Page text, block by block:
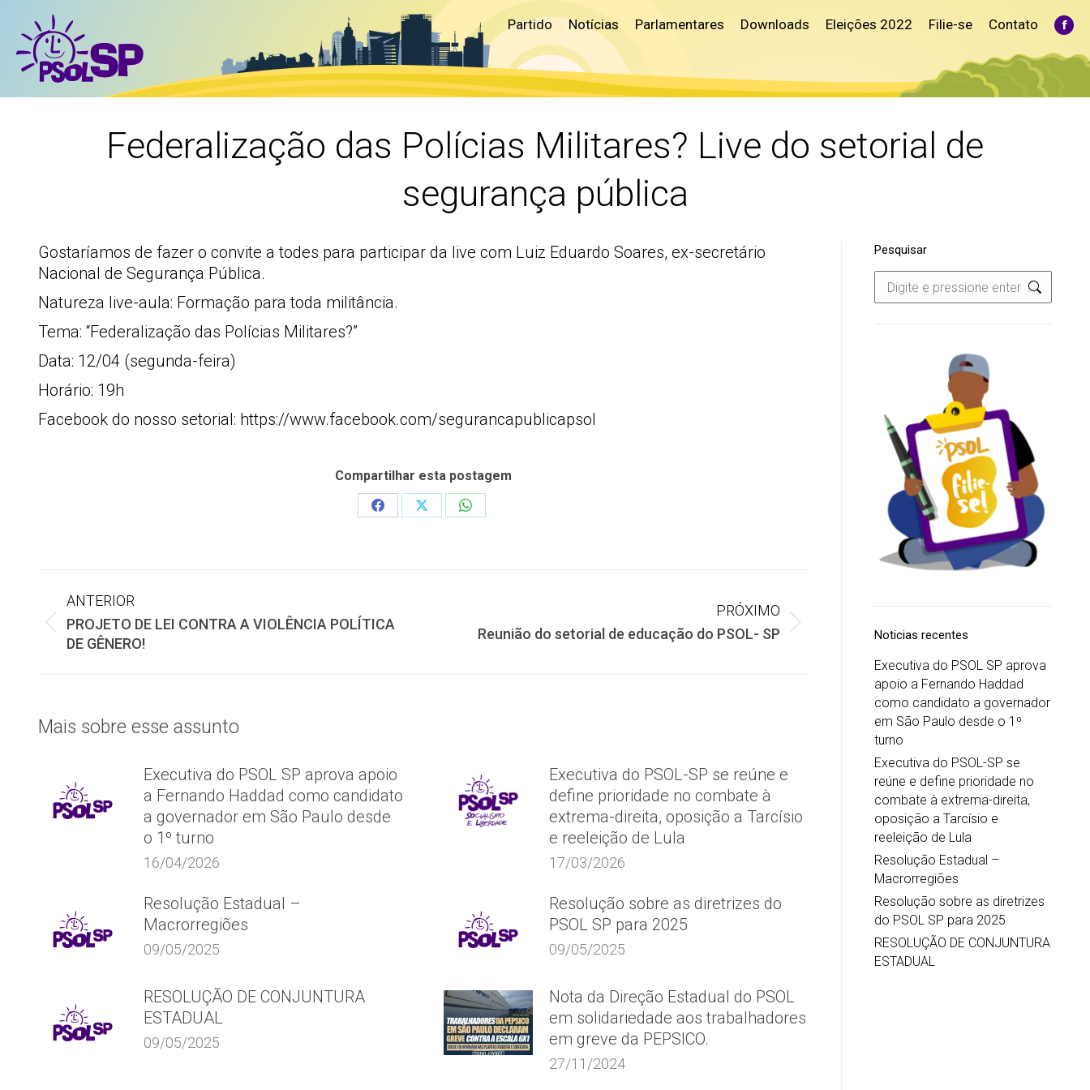
Partido Notícias Parlamentares Downloads Eleições 2022 Filie-se Contato
Federalização das Polícias Militares? Live do setorial de
segurança pública
Gostaríamos de fazer o convite a todes para participar da live com Luiz Eduardo Soares, ex-secretário
Nacional de Segurança Pública.
Natureza live-aula: Formação para toda militância.
Tema: “Federalização das Polícias Militares?”
Data: 12/04 (segunda-feira)
Horário: 19h
Facebook do nosso setorial: https://www.facebook.com/segurancapublicapsol
Compartilhar esta postagem
Share
Share
Share
Navegação
de
ANTERIOR
Post
anterior:
PROJETO DE LEI CONTRA A VIOLÊNCIA POLÍTICA
DE GÊNERO!
PRÓXIMO
Próximo
Reunião do setorial de educação do PSOL- SP
Mais sobre esse assunto
Executiva do PSOL SP aprova apoio
a Fernando Haddad como candidato
a governador em São Paulo desde
o 1º turno
16/04/2026
Executiva do PSOL-SP se reúne e
define prioridade no combate à
extrema-direita, oposição a Tarcísio
e reeleição de Lula
17/03/2026
Resolução Estadual –
Macrorregiões
09/05/2025
Resolução sobre as diretrizes do
PSOL SP para 2025
09/05/2025
RESOLUÇÃO DE CONJUNTURA
ESTADUAL
09/05/2025
Nota da Direção Estadual do PSOL
em solidariedade aos trabalhadores
em greve da PEPSICO.
27/11/2024
Pesquisar
Search:
Noticias recentes
Executiva do PSOL SP aprova
apoio a Fernando Haddad
como candidato a governador
em São Paulo desde o 1º
turno
Executiva do PSOL-SP se
reúne e define prioridade no
combate à extrema-direita,
oposição a Tarcísio e
reeleição de Lula
Resolução Estadual –
Macrorregiões
Resolução sobre as diretrizes
do PSOL SP para 2025
RESOLUÇÃO DE CONJUNTURA
ESTADUAL